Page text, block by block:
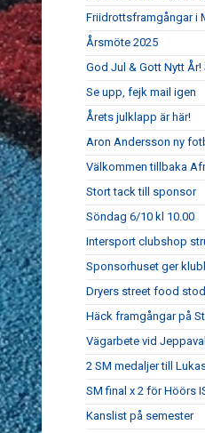
Friidrottsframgångar i
Årsmöte 2025
God Jul & Gott Nytt
Se upp, fejk mail igen
Årets julklapp är här!
Aron Andersson ny
Välkommen tillbaka
Stort tack till sponsor
Söndag 6/10 kl 10.00
Intersport clubshop
Sponsorhuset ger
Dryers street food
Häck framgångar på
Vägarbete vid
2 SM medaljer till
SM final x 2 för Höörs
Kanslist på semester